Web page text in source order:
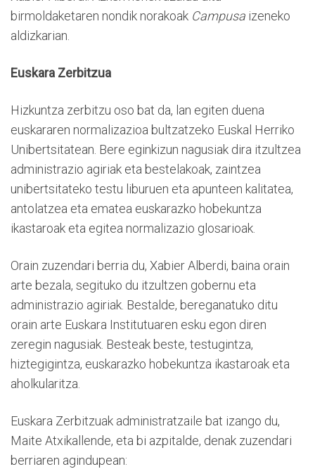
birmoldaketaren nondik norakoak Campusa izeneko
aldizkarian.
Euskara Zerbitzua
Hizkuntza zerbitzu oso bat da, lan egiten duena
euskararen normalizazioa bultzatzeko Euskal Herriko
Unibertsitatean. Bere eginkizun nagusiak dira itzultzea
administrazio agiriak eta bestelakoak, zaintzea
unibertsitateko testu liburuen eta apunteen kalitatea,
antolatzea eta ematea euskarazko hobekuntza
ikastaroak eta egitea normalizazio glosarioak.
Orain zuzendari berria du, Xabier Alberdi, baina orain
arte bezala, segituko du itzultzen gobernu eta
administrazio agiriak. Bestalde, bereganatuko ditu
orain arte Euskara Institutuaren esku egon diren
zeregin nagusiak. Besteak beste, testugintza,
hiztegigintza, euskarazko hobekuntza ikastaroak eta
aholkularitza.
Euskara Zerbitzuak administratzaile bat izango du,
Maite Atxikallende, eta bi azpitalde, denak zuzendari
berriaren agindupean: